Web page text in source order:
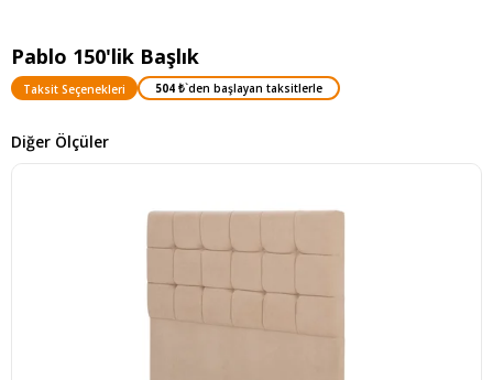
Pablo 150'lik Başlık
Taksit Seçenekleri 504 ₺`den başlayan taksitlerle
Diğer Ölçüler